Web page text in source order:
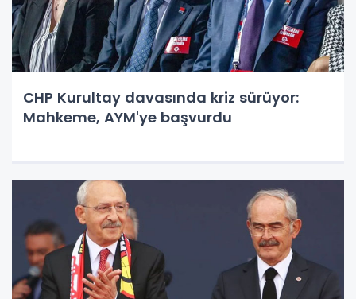
CHP Kurultay davasında kriz sürüyor:
Mahkeme, AYM'ye başvurdu